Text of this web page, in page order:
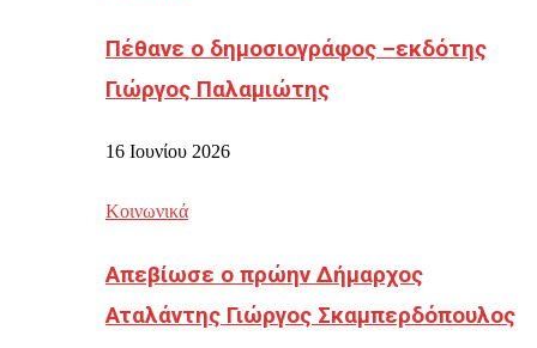
Πέθανε ο δημοσιογράφος –εκδότης
Γιώργος Παλαμιώτης
16 Ιουνίου 2026
Κοινωνικά
Απεβίωσε ο πρώην Δήμαρχος
Αταλάντης Γιώργος Σκαμπερδόπουλος